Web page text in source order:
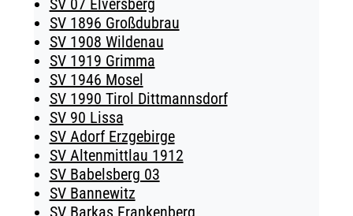
SV 07 Elversberg
SV 1896 Großdubrau
SV 1908 Wildenau
SV 1919 Grimma
SV 1946 Mosel
SV 1990 Tirol Dittmannsdorf
SV 90 Lissa
SV Adorf Erzgebirge
SV Altenmittlau 1912
SV Babelsberg 03
SV Bannewitz
SV Barkas Frankenberg